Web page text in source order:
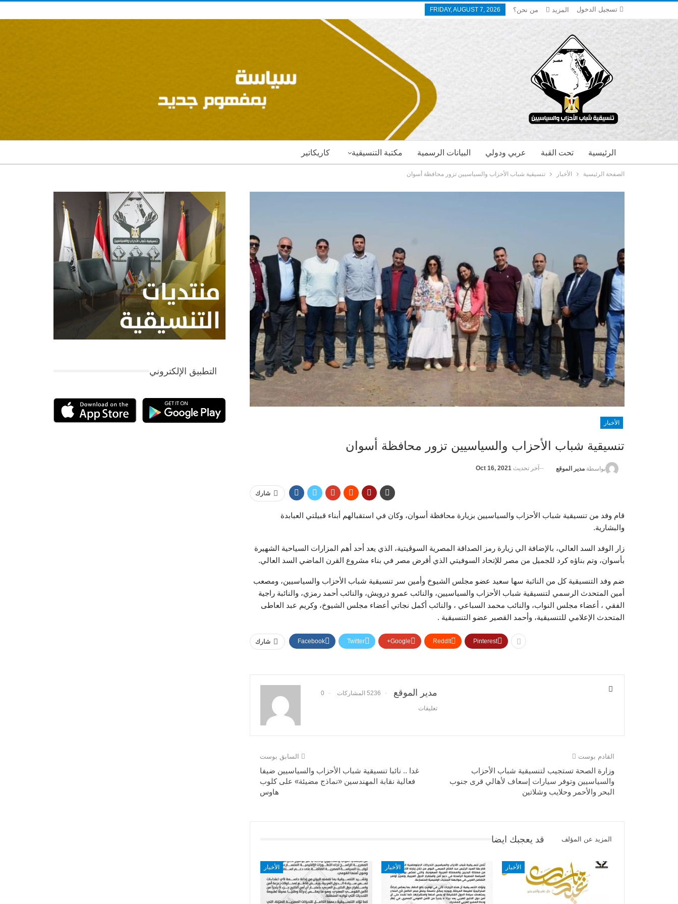
تسجيل الدخول FRIDAY, AUGUST 7, 2026 من نحن؟ المزيد
كاريكاتير مكتبة التنسيقية البيانات الرسمية عربي ودولي تحت القبة الرئيسية
الصفحة الرئيسية الأخبار تنسيقية شباب الأحزاب والسياسيين تزور محافظة أسوان
الأخبار
تنسيقية شباب الأحزاب والسياسيين تزور محافظة أسوان
بواسطة مدير الموقع آخر تحديث Oct 16, 2021
شارك
قام وفد من تنسيقية شباب الأحزاب والسياسيين بزيارة محافظة أسوان، وكان في استقبالهم أبناء قبيلتي العبابدة
والبشارية.
زار الوفد السد العالي، بالإضافة الي زيارة رمز الصداقة المصرية السوڤيتية، الذي يعد أحد أهم المزارات السياحية الشهيرة
بأسوان، وتم بناؤه كرد للجميل من مصر للإتحاد السوفيتي الذي أقرض مصر في بناء مشروع القرن الماضي السد العالي.
ضم وفد التنسيقية كل من النائبة سها سعيد عضو مجلس الشيوخ وأمين سر تنسيقية شباب الأحزاب والسياسيين، ومصعب
أمين المتحدث الرسمي لتنسيقية شباب الأحزاب والسياسيين، والنائب عمرو درويش، والنائب أحمد رمزي، والنائبة راجية
الفقي ، أعضاء مجلس النواب، والنائب محمد السباعي ، والنائب أكمل نجاتي أعضاء مجلس الشيوخ، وكريم عبد العاطى
المتحدث الإعلامي للتنسيقية، وأحمد القصير عضو التنسيقية .
شارك Facebook Twitter Google+ ReddIt Pinterest
مدير الموقع 5236 المشاركات 0
تعليقات
السابق بوست
غدا .. نائبا تنسيقية شباب الأحزاب والسياسيين ضيفا
فعالية نقابة المهندسين «نماذج مضيئة» على كلوب
هاوس
القادم بوست
وزارة الصحة تستجيب لتنسيقية شباب الأحزاب
والسياسيين وتوفر سيارات إسعاف لأهالي قرى جنوب
البحر والأحمر وحلايب وشلاتين
قد يعجبك ايضا المزيد عن المؤلف
الأخبار الأخبار الأخبار
التطبيق الإلكتروني